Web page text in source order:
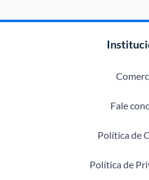
Fale
Política de
Política de